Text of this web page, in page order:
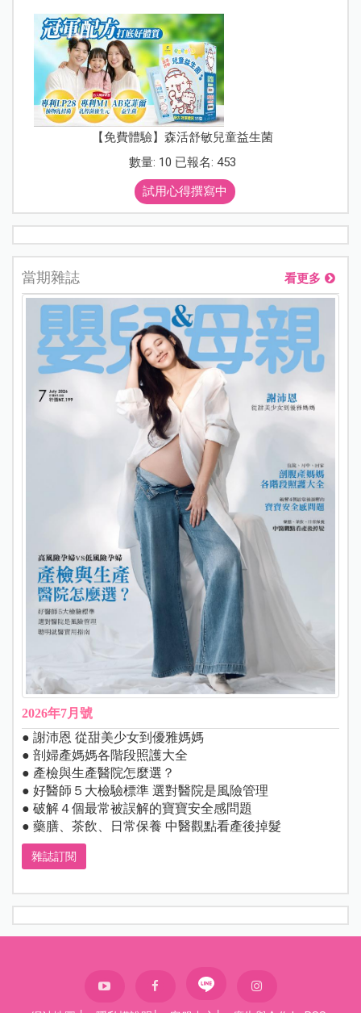
【免費體驗】森活舒敏兒童益生菌
數量: 10 已報名: 453
試用心得撰寫中
當期雜誌 看更多
2026年7月號
● 謝沛恩 從甜美少女到優雅媽媽
● 剖婦產媽媽各階段照護大全
● 產檢與生產醫院怎麼選？
● 好醫師５大檢驗標準 選對醫院是風險管理
● 破解４個最常被誤解的寶寶安全感問題
● 藥膳、茶飲、日常保養 中醫觀點看產後掉髮
雜誌訂閱